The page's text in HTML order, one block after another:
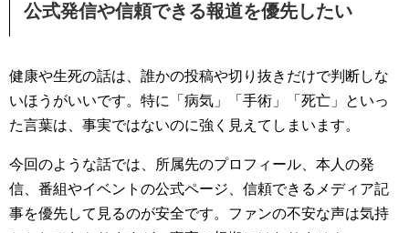
公式発信や信頼できる報道を優先したい
健康や生死の話は、誰かの投稿や切り抜きだけで判断しな
いほうがいいです。特に「病気」「手術」「死亡」といっ
た言葉は、事実ではないのに強く見えてしまいます。
今回のような話では、所属先のプロフィール、本人の発
信、番組やイベントの公式ページ、信頼できるメディア記
事を優先して見るのが安全です。ファンの不安な声は気持